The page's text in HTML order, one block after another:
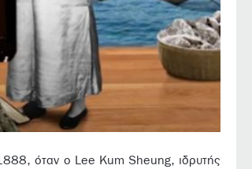
όταν ο Lee Kum Sheung, ιδρυτής